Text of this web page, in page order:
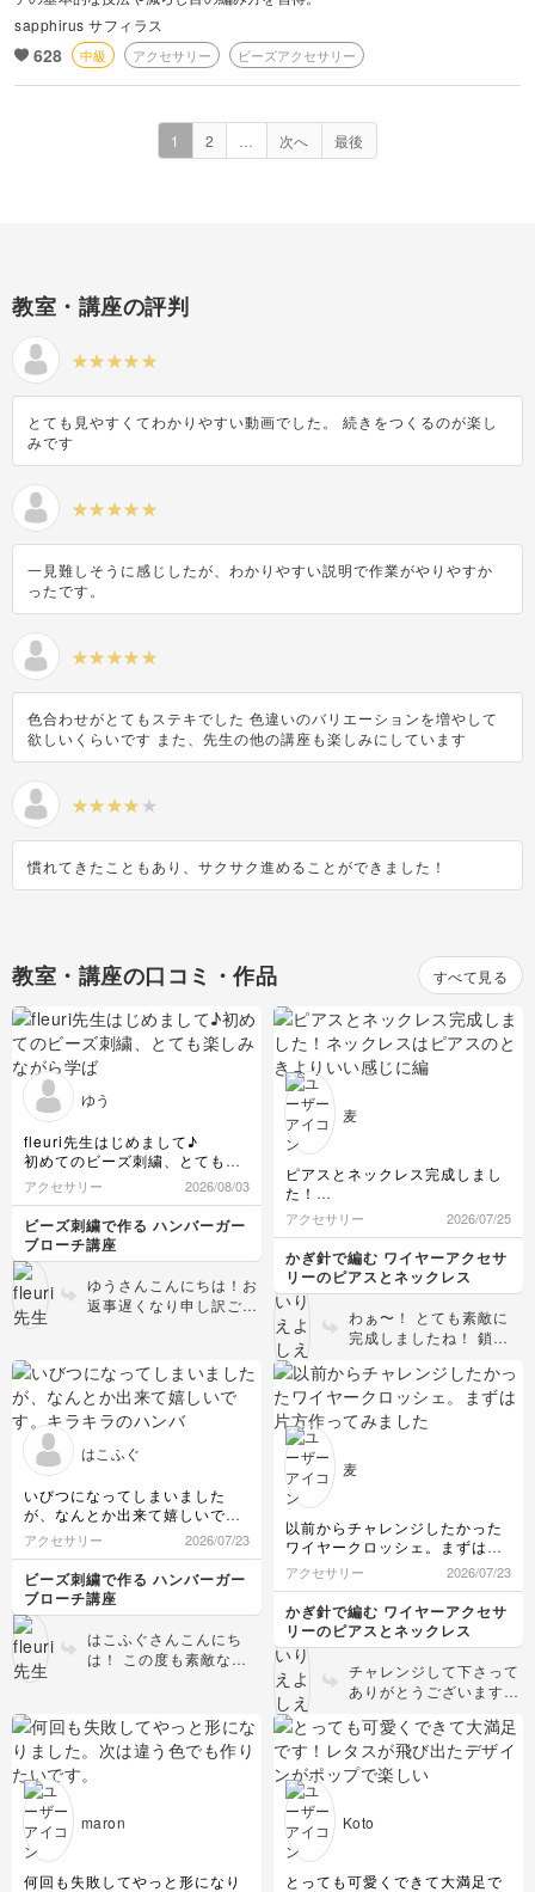
sapphirus サフィラス
628 中級 アクセサリー ビーズアクセサリー
1 2 次へ 最後
教室・講座の評判
とても見やすくてわかりやすい動画でした。 続きをつくるのが楽し
みです
一見難しそうに感じしたが、わかりやすい説明で作業がやりやすか
ったです。
色合わせがとてもステキでした 色違いのバリエーションを増やして
欲しいくらいです また、先生の他の講座も楽しみにしています
慣れてきたこともあり、サクサク進めることができました！
教室・講座の口コミ・作品 すべて見る
ゆう
fleuri先生はじめまして♪
初めてのビーズ刺繍、とても楽
しみながら学ばせてもらってい
ます。
いよいよブローチ仕上げの段階
まで進み、あとは周りを縫うと
ころです。
ひとつ質問です！
具材の両側バランスが悪かった
のか、
フェルトを切ると左側がまるで
ました（笑）パールはもう少し
はみ出る感じに付けたほうが良
かったのでしょうか？全体的に
もご指導のほど宜しくお願いし
ます。
アクセサリー 2026/08/03
ビーズ刺繍で作る ハンバーガー
ブローチ講座
ゆうさんこんにちは！お
返事遅くなり申し訳ござ
嬉しいです😊 左のパー
ルは先日のご質問で、お
答えしたような感じなの
ですが、全体的なバラン
スとしては、上手に作ら
れているなぁという印象
です。 敢えてお伝えす
るとなると、 写真をそ
のまま見て右上のレタス
部分があと2〜3本ぐらい
あると良いかなぁと思っ
たりします！ご参考にな
れば幸いです。 全体的
に丁寧に作られていて素
晴らしいですね✨️
麦
ピアスとネックレス完成しまし
た！
ネックレスはピアスのときより
いい感じに編めたと思います。
今回教えていただいた基本を踏
まえて、自分なりのアレンジも
楽しめたらなと思います。
アクセサリー 2026/07/25
かぎ針で編む ワイヤーアクセサ
リーのピアスとネックレス
わぁ〜！ とても素敵に
完成しましたね！ 鎖編
と、コツもつかめて美し
く編めるようになると思
います。 ぜひぜひ、オ
で下さいね♪
はこふぐ
いびつになってしまいました
が、なんとか出来て嬉しいで
す。
キラキラのハンバーガー使うの
が楽しみです。
アクセサリー 2026/07/23
ビーズ刺繍で作る ハンバーガー
ブローチ講座
はこふぐさんこんにち
は！ この度も素敵なマ
んかじゃないですよ✨️ 白
系の装飾も丁寧に細かく
表現して下さっていて素
敵です！ キラキラで可
ハンバーガーショップに
います🍔
麦
以前からチャレンジしたかった
ワイヤークロッシェ。まずは片
方作ってみました。なかなかき
れいに仕上がりませんね…どう
してもワイヤーが緩みがちで
す。
もう片方を作る前に一度やり直
そうと思います。
手持ちのビーズでも何度も練習
して上達したいです！
アクセサリー 2026/07/23
かぎ針で編む ワイヤーアクセサ
リーのピアスとネックレス
チャレンジして下さって
ありがとうございます☺️
ますよ✨ ワイヤークロッ
シェ は、 編み目が緩く
なったり、揃っていなく
ェ です❣️ たくさん編ん
と、さらに素敵な作品が
maron
何回も失敗してやっと形になり
Koto
とっても可愛くできて大満足で